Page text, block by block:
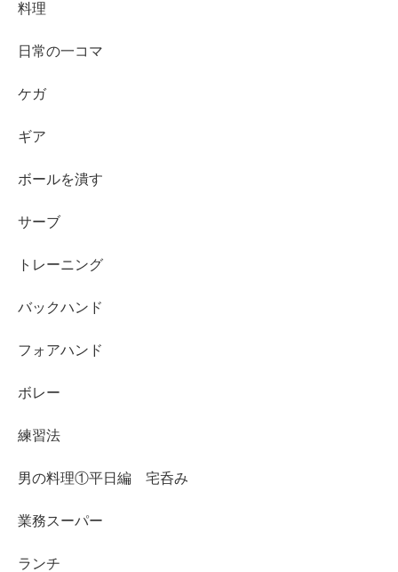
料理
日常の一コマ
ケガ
ギア
ボールを潰す
サーブ
トレーニング
バックハンド
フォアハンド
ボレー
練習法
男の料理①平日編 宅呑み
業務スーパー
ランチ